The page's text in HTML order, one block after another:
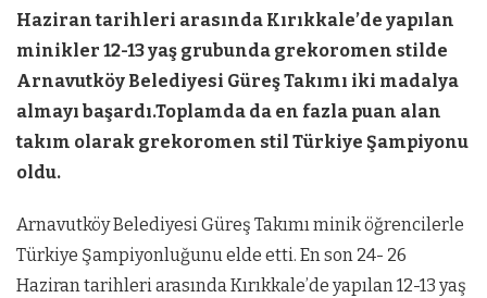
Haziran tarihleri arasında Kırıkkale’de yapılan
minikler 12-13 yaş grubunda grekoromen stilde
Arnavutköy Belediyesi Güreş Takımı iki madalya
almayı başardı.Toplamda da en fazla puan alan
takım olarak grekoromen stil Türkiye Şampiyonu
oldu.
Arnavutköy Belediyesi Güreş Takımı minik öğrencilerle
Türkiye Şampiyonluğunu elde etti. En son 24- 26
Haziran tarihleri arasında Kırıkkale’de yapılan 12-13 yaş